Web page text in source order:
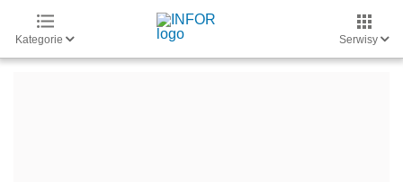
Kategorie Serwisy